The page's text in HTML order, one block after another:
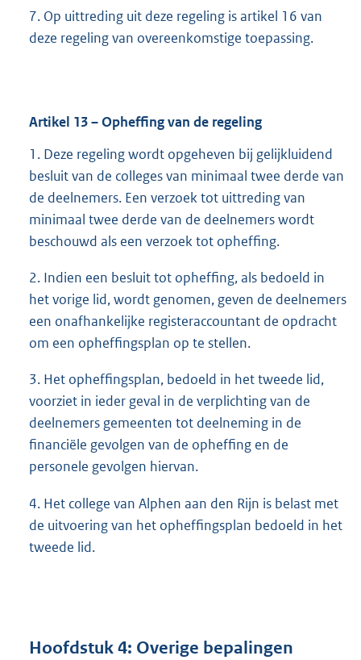
7. Op uittreding uit deze regeling is artikel 16 van
deze regeling van overeenkomstige toepassing.
Artikel 13– Opheffing van de regeling
1. Deze regeling wordt opgeheven bij gelijkluidend
besluit van de colleges van minimaal twee derde van
de deelnemers. Een verzoek tot uittreding van
minimaal twee derde van de deelnemers wordt
beschouwd als een verzoek tot opheffing.
2. Indien een besluit tot opheffing, als bedoeld in
het vorige lid, wordt genomen, geven de deelnemers
een onafhankelijke registeraccountant de opdracht
om een opheffingsplan op te stellen.
3. Het opheffingsplan, bedoeld in het tweede lid,
voorziet in ieder geval in de verplichting van de
deelnemers gemeenten tot deelneming in de
financiële gevolgen van de opheffing en de
personele gevolgen hiervan.
4. Het college van Alphen aan den Rijn is belast met
de uitvoering van het opheffingsplan bedoeld in het
tweede lid.
Hoofdstuk4: Overige bepalingen